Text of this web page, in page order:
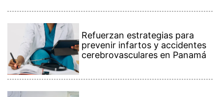
Refuerzan estrategias para
prevenir infartos y accidentes
cerebrovasculares en Panamá